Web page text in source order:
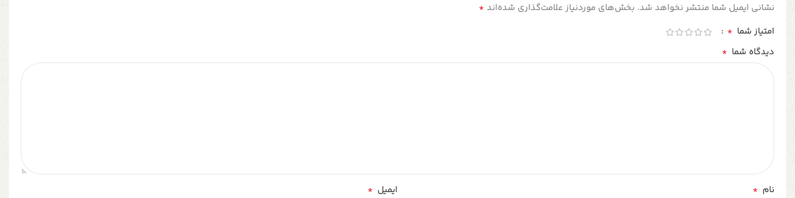
نشانی ایمیل شما منتشر نخواهد شد. بخش‌های موردنیاز علامت‌گذاری شده‌اند *
امتیاز شما *
دیدگاه شما *
نام * ایمیل *